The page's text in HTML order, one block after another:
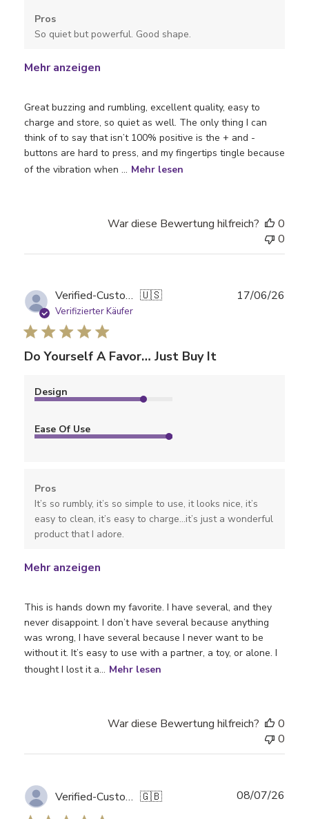
Great buzzing and rumbling, excellent quality, easy to
charge and store, so quiet as well. The only thing I can
think of to say that isn’t 100% positive is the + and -
buttons are hard to press, and my fingertips tingle because
of the vibration when ... Mehr lesen
Pros
So quiet but powerful. Good shape.
Mehr anzeigen
War diese Bewertung hilfreich?
0
0
Verified-Customer 🇺🇸
Verifizierter Käufer
Do Yourself A Favor… Just Buy It
This is hands down my favorite. I have several, and they
never disappoint. I don’t have several because anything
was wrong, I have several because I never want to be
without it. It’s easy to use with a partner, a toy, or alone. I
thought I lost it a... Mehr lesen
Design
Ease Of Use
Pros
It’s so rumbly, it’s so simple to use, it looks nice, it’s
easy to clean, it’s easy to charge…it’s just a wonderful
product that I adore.
Mehr anzeigen
17/06/26
War diese Bewertung hilfreich?
0
0
Verified-Customer 🇬🇧 08/07/26